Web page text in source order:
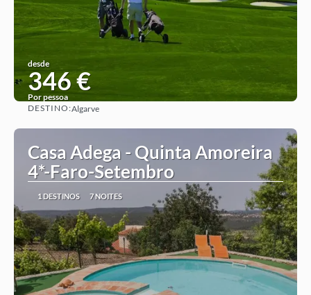
desde
346 €
Por pessoa
DESTINO:Algarve
Casa Adega - Quinta Amoreira
4*-Faro-Setembro
1 DESTINOS 7 NOITES